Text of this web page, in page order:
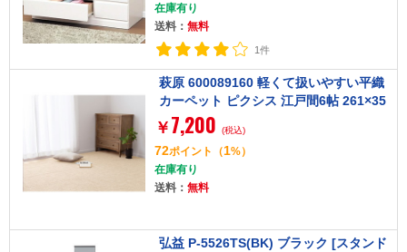
在庫有り
送料： 無料
1件
萩原 600089160 軽くて扱いやすい平織
カーペット ピクシス 江戸間6帖 261×35
2 アイボリー
￥ 7,200 (税込)
72ポイント （1%）
在庫有り
送料： 無料
弘益 P-5526TS(BK) ブラック [スタンド